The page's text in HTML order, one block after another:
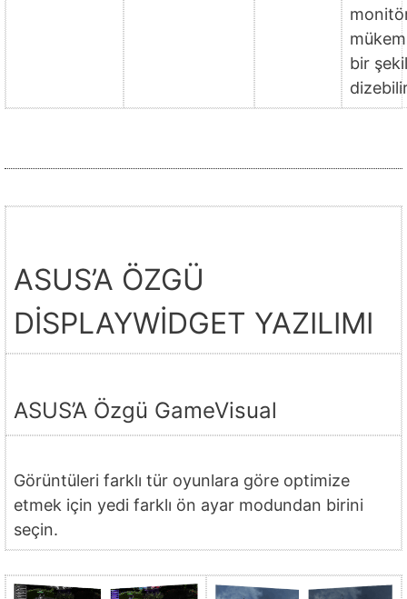
bir
ASUS’A ÖZGÜ
DİSPLAYWİDGET YAZILIMI
ASUS’A Özgü GameVisual
Görüntüleri farklı tür oyunlara göre optimize
etmek için yedi farklı ön ayar modundan birini
seçin.